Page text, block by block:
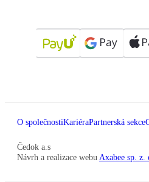
O společnostiKariéraPartnerská sekce
Čedok a.s
Návrh a realizace webu Axabee sp. z.